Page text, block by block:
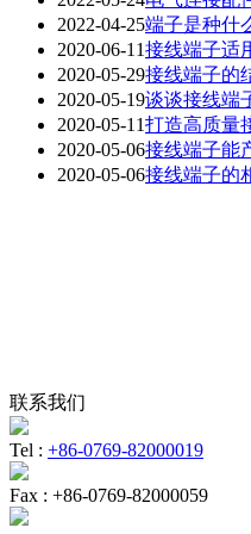
2022-04-25端子是种什
2020-06-11接线端子适
2020-05-29接线端子的
2020-05-19谈谈接线端
2020-05-11打造高质量
2020-05-06接线端子能
2020-05-06接线端子的
联系我们
Tel : +86-0769-82000019
Fax : +86-0769-82000059